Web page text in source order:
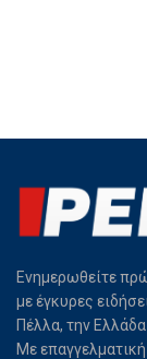
Ενημερωθείτε
με έγκυρες
Πέλλα, την
Με